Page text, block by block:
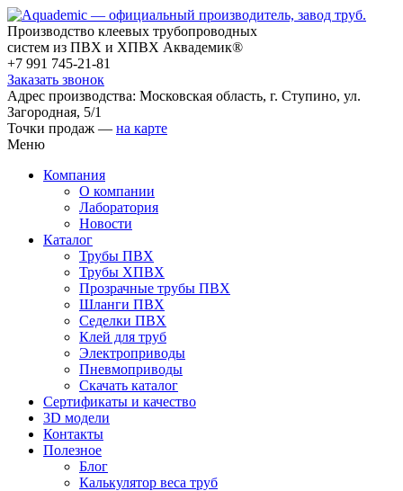
Производство клеевых трубопроводных
систем из ПВХ и ХПВХ Аквадемик®
+7 991 745-21-81
Заказать звонок
Адрес производства: Московская область, г. Ступино, ул.
Загородная, 5/1
Точки продаж — на карте
Меню
Компания
О компании
Лаборатория
Новости
Каталог
Трубы ПВХ
Трубы ХПВХ
Прозрачные трубы ПВХ
Шланги ПВХ
Седелки ПВХ
Клей для труб
Электроприводы
Пневмоприводы
Скачать каталог
Сертификаты и качество
3D модели
Контакты
Полезное
Блог
Калькулятор веса труб